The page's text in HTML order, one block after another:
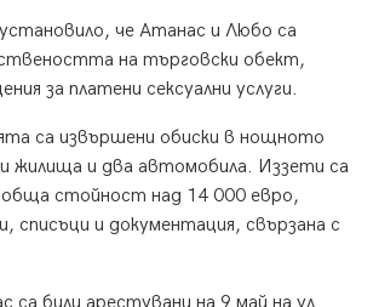
че Атанас и Любо са
на търговски обект,
за платени сексуални услуги.
са извършени обиски в нощното
жилища и два автомобила. Иззети са
обща стойност над 14 000 евро,
списъци и документация, свързана с